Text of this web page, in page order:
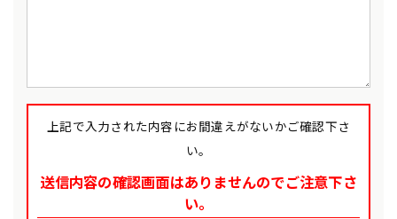
上記で入力された内容にお間違えがないかご確認下さ
い。
送信内容の確認画面はありませんのでご注意下さ
い。